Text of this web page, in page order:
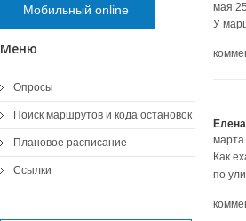
мая
У
Елена
марта
Как
по
Мобильный online
Меню
Опросы
Поиск маршрутов и кода остановок
Плановое расписание
Ссылки